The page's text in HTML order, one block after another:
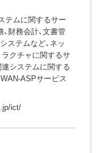
テムに関するサー
財務会計、文書管
ステムなど、ネッ
ラクチャに関するサ
連システムに関する
ASPサービス
ict/